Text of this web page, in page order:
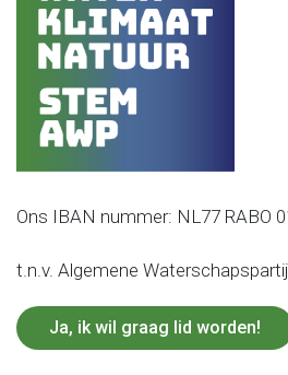
Ons IBAN nummer: NL77 RABO
t.n.v. Algemene Waterschapspartij
Ja, ik wil graag lid worden!